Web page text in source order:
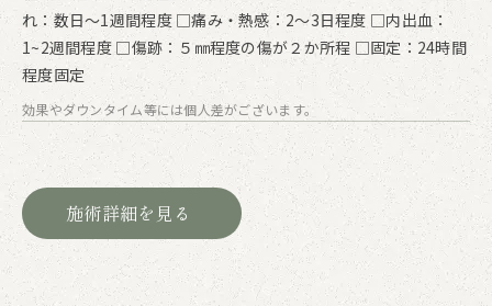
れ：数日～1週間程度 □痛み・熱感：2～3日程度 □内出血：
1~2週間程度 □傷跡：５㎜程度の傷が２か所程 □固定：24時間
程度固定
効果やダウンタイム等には個人差がございます。
施術詳細を見る